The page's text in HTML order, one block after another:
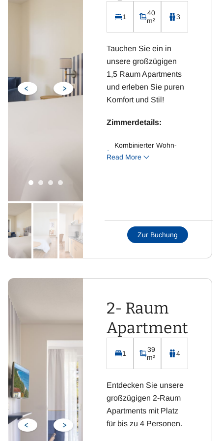
Kaffeemaschine,
Wasserkocher, Toaster
und Cerankochfeld
1
40
m²
3
Tauchen Sie ein in
unsere großzügigen
1,5 Raum Apartments
und erleben Sie puren
Komfort und Stil!
Zimmerdetails:
Kombinierter Wohn-
/Schlafraum
und Dusche
Flachbild-Fernseher
Integrierte Küchenzeile
Kaffeemaschine,
und Cerankochfeld
Read More
Zur Buchung
2- Raum
Apartment
1
39
m²
4
Entdecken Sie unsere
großzügigen 2-Raum
Apartments mit Platz
für bis zu 4 Personen.